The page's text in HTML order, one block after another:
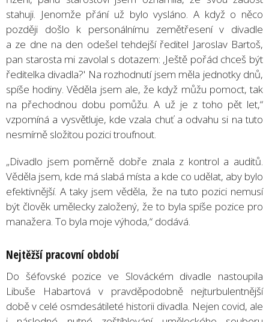
stahuji. Jenomže přání už bylo vysláno. A když o něco
později došlo k personálnímu zemětřesení v divadle
a ze dne na den odešel tehdejší ředitel Jaroslav Bartoš,
pan starosta mi zavolal s dotazem: ‚Ještě pořád chceš být
ředitelka divadla?' Na rozhodnutí jsem měla jednotky dnů,
spíše hodiny. Věděla jsem ale, že když můžu pomoct, tak
na přechodnou dobu pomůžu. A už je z toho pět let,“
vzpomíná a vysvětluje, kde vzala chuť a odvahu si na tuto
nesmírně složitou pozici troufnout.
„Divadlo jsem poměrně dobře znala z kontrol a auditů.
Věděla jsem, kde má slabá místa a kde co udělat, aby bylo
efektivnější. A taky jsem věděla, že na tuto pozici nemusí
být člověk umělecky založený, že to byla spíše pozice pro
manažera. To byla moje výhoda,“ dodává.
Nejtěžší pracovní období
Do šéfovské pozice ve Slováckém divadle nastoupila
Libuše Habartová v pravděpodobně nejturbulentnější
době v celé osmdesátileté historii divadla. Nejen covid, ale